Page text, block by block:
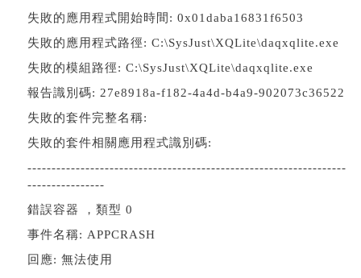
失敗的應用程式開始時間: 0x01daba16831f6503
失敗的應用程式路徑: C:\SysJust\XQLite\daqxqlite.exe
失敗的模組路徑: C:\SysJust\XQLite\daqxqlite.exe
報告識別碼: 27e8918a-f182-4a4d-b4a9-902073c36522
失敗的套件完整名稱:
失敗的套件相關應用程式識別碼:
------------------------------------------------------------------
----------------
錯誤容器 ，類型 0
事件名稱: APPCRASH
回應: 無法使用